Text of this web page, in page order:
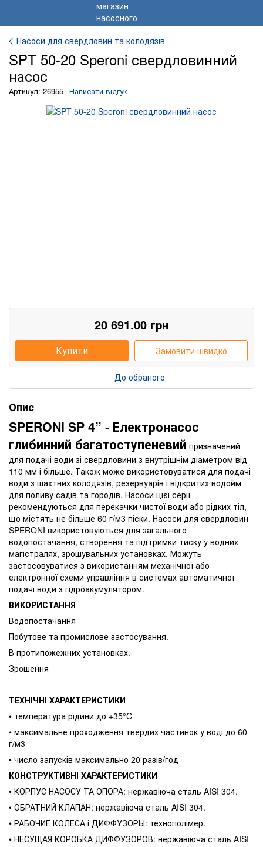
Насоси для свердловин та колодязів
SPT 50-20 Speroni свердловинний
насос
Артикул: 26955 Написати відгук
20 691.00 грн
Купити Замовити швидко
До обраного
Опис
SPERONI SP 4” - Електронасос
глибинний багатоступеневий призначений
для подачі води зі свердловини з внутрішнім діаметром від
110 мм і більше. Також може використовуватися для подачі
води з шахтних колодязів, резервуарів і відкритих водойм
для поливу садів та городів. Насоси цієї серії
рекомендуються для перекачки чистої води або рідких тіл,
що містять не більше 60 г/м3 піски. Насоси для свердловин
SPERONI використовуються для загального
водопостачання, створення та підтримки тиску у водних
магістралях, зрошувальних установках. Можуть
застосовуватися з використанням механічної або
електронної схеми управління в системах автоматичної
подачі води з гідроакумулятором.
ВИКОРИСТАННЯ
Водопостачання
Побутове та промислове застосування.
В протипожежних установках.
Зрошення
ТЕХНІЧНІ ХАРАКТЕРИСТИКИ
• температура рідини до +35°C
• максимальне проходження твердих частинок у воді до 60
г/м3
• число запусків максимально 20 разів/год
КОНСТРУКТИВНІ ХАРАКТЕРИСТИКИ
• КОРПУС НАСОСУ ТА ОПОРА: нержавіюча сталь AISI 304.
• ОБРАТНИЙ КЛАПАН: нержавіюча сталь AISI 304.
• РАБОЧИЕ КОЛЕСА і ДИФФУЗОРЫ: технополімер.
• НЕСУЩАЯ КОРОБКА ДИФФУЗОРОВ: нержавіюча сталь AISI